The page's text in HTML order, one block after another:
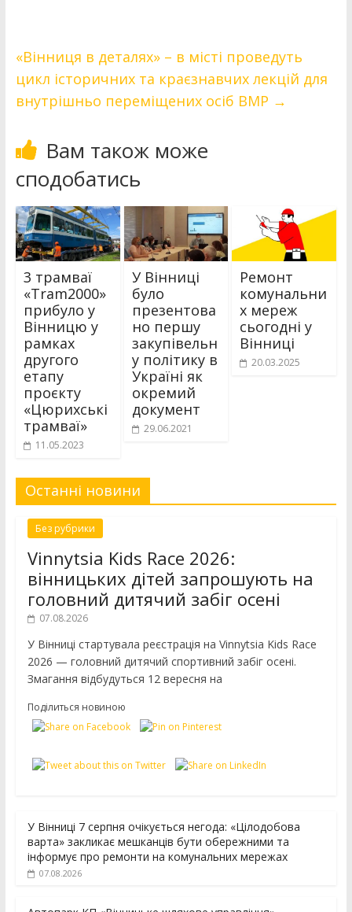
«Вінниця в деталях» – в місті проведуть
цикл історичних та краєзнавчих лекцій для
внутрішньо переміщених осіб ВМР →
Вам також може
сподобатись
3 трамваї
«Tram2000»
прибуло у
Вінницю у
рамках
другого
етапу
проєкту
«Цюрихські
трамваї»
11.05.2023
У Вінниці
було
презентова
но першу
закупівельн
у політику в
Україні як
окремий
документ
29.06.2021
Ремонт
комунальни
х мереж
сьогодні у
Вінниці
20.03.2025
Останні новини
Без рубрики
Vinnytsia Kids Race 2026:
вінницьких дітей запрошують на
головний дитячий забіг осені
07.08.2026
У Вінниці стартувала реєстрація на Vinnytsia Kids Race
2026 — головний дитячий спортивний забіг осені.
Змагання відбудуться 12 вересня на
Поділиться новиною
У Вінниці 7 серпня очікується негода: «Цілодобова
варта» закликає мешканців бути обережними та
інформує про ремонти на комунальних мережах
07.08.2026